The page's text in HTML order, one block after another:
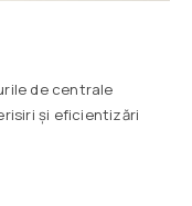
de centrale
și eficientizări